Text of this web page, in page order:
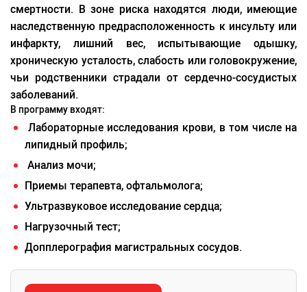
смертности. В зоне риска находятся люди, имеющие
наследственную предрасположенность к инсульту или
инфаркту, лишний вес, испытывающие одышку,
хроническую усталость, слабость или головокружение,
чьи родственники страдали от сердечно-сосудистых
заболеваний.
В программу входят:
Лабораторные исследования крови, в том числе на
липидный профиль;
Анализ мочи;
Приемы терапевта, офтальмолога;
Ультразвуковое исследование сердца;
Нагрузочный тест;
Допплерография магистральных сосудов.